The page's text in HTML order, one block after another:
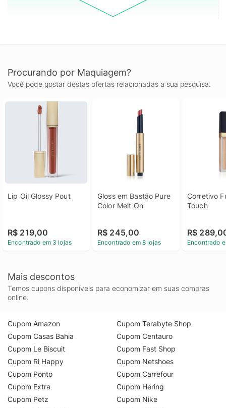
Procurando por Maquiagem?
Você pode gostar destas ofertas relacionadas a sua pesquisa.
Lip Oil Glossy Pout
R$ 219,00
Encontrado em 3 lojas
Gloss em Bastão Pure
Color Melt On
R$ 245,00
Encontrado em 8 lojas
Corretivo
Touch
R$
Encontrado
Mais descontos
Temos cupons disponíveis para economizar em suas compras
online.
Cupom Amazon
Cupom Casas Bahia
Cupom Le Biscuit
Cupom Ri Happy
Cupom Ponto
Cupom Extra
Cupom Petz
Cupom Terabyte Shop
Cupom Centauro
Cupom Fast Shop
Cupom Netshoes
Cupom Carrefour
Cupom Hering
Cupom Nike